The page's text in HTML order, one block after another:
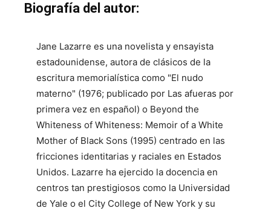
Biografía del autor:
Jane Lazarre es una novelista y ensayista
estadounidense, autora de clásicos de la
escritura memorialística como "El nudo
materno" (1976; publicado por Las afueras por
primera vez en español) o Beyond the
Whiteness of Whiteness: Memoir of a White
Mother of Black Sons (1995) centrado en las
fricciones identitarias y raciales en Estados
Unidos. Lazarre ha ejercido la docencia en
centros tan prestigiosos como la Universidad
de Yale o el City College of New York y su